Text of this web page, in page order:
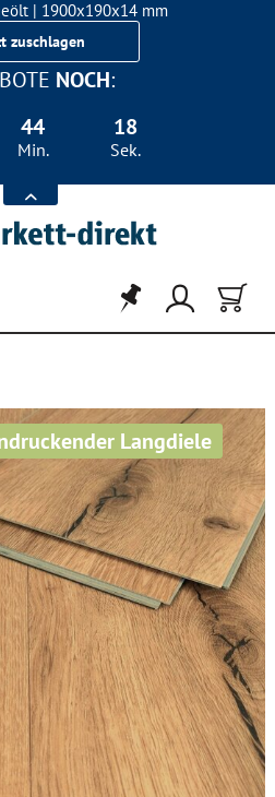
| 1900x190x14 mm
für nur 29,90 €/m²
zuschlagen
NOCH:
44
Min.
18
Sek.
Langdiele